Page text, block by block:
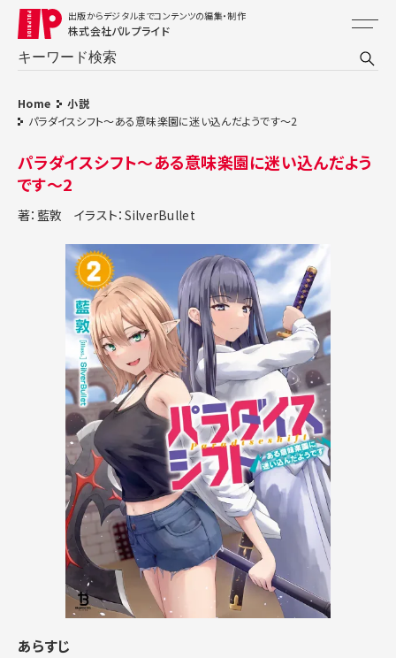
出版からデジタルまでコンテンツの編集・制作
株式会社パルプライド
Home
小説
パラダイスシフト～ある意味楽園に迷い込んだようです～2
パラダイスシフト～ある意味楽園に迷い込んだよう
です～2
著：藍敦 イラスト：SilverBullet
あらすじ